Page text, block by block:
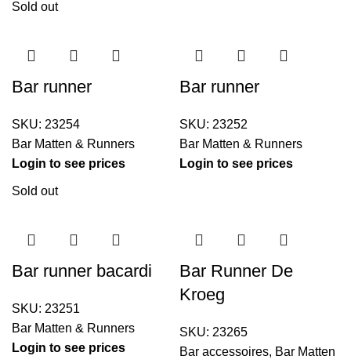
Sold out
Bar runner
SKU: 23254
Bar Matten & Runners
Login to see prices
Bar runner
SKU: 23252
Bar Matten & Runners
Login to see prices
Sold out
Bar runner bacardi
SKU: 23251
Bar Matten & Runners
Login to see prices
Bar Runner De
Kroeg
SKU: 23265
Bar accessoires, Bar Matten